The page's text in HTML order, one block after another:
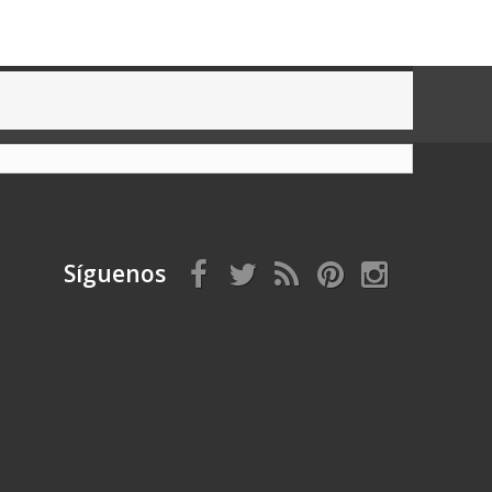
Síguenos